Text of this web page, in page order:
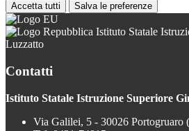
Accetta tutti Salva le preferenze
Istituto Statale
Luzzatto
Contatti
Istituto Statale Istruzione Superiore
Via Galilei, 5 - 30026 Portogruaro